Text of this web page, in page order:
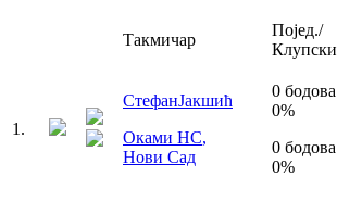
Такмичар
Појед./
Клупски
1 .
СтефанЈакшић
Оками НС,
Нови Сад
0 бодова
0%
0 бодова
0%